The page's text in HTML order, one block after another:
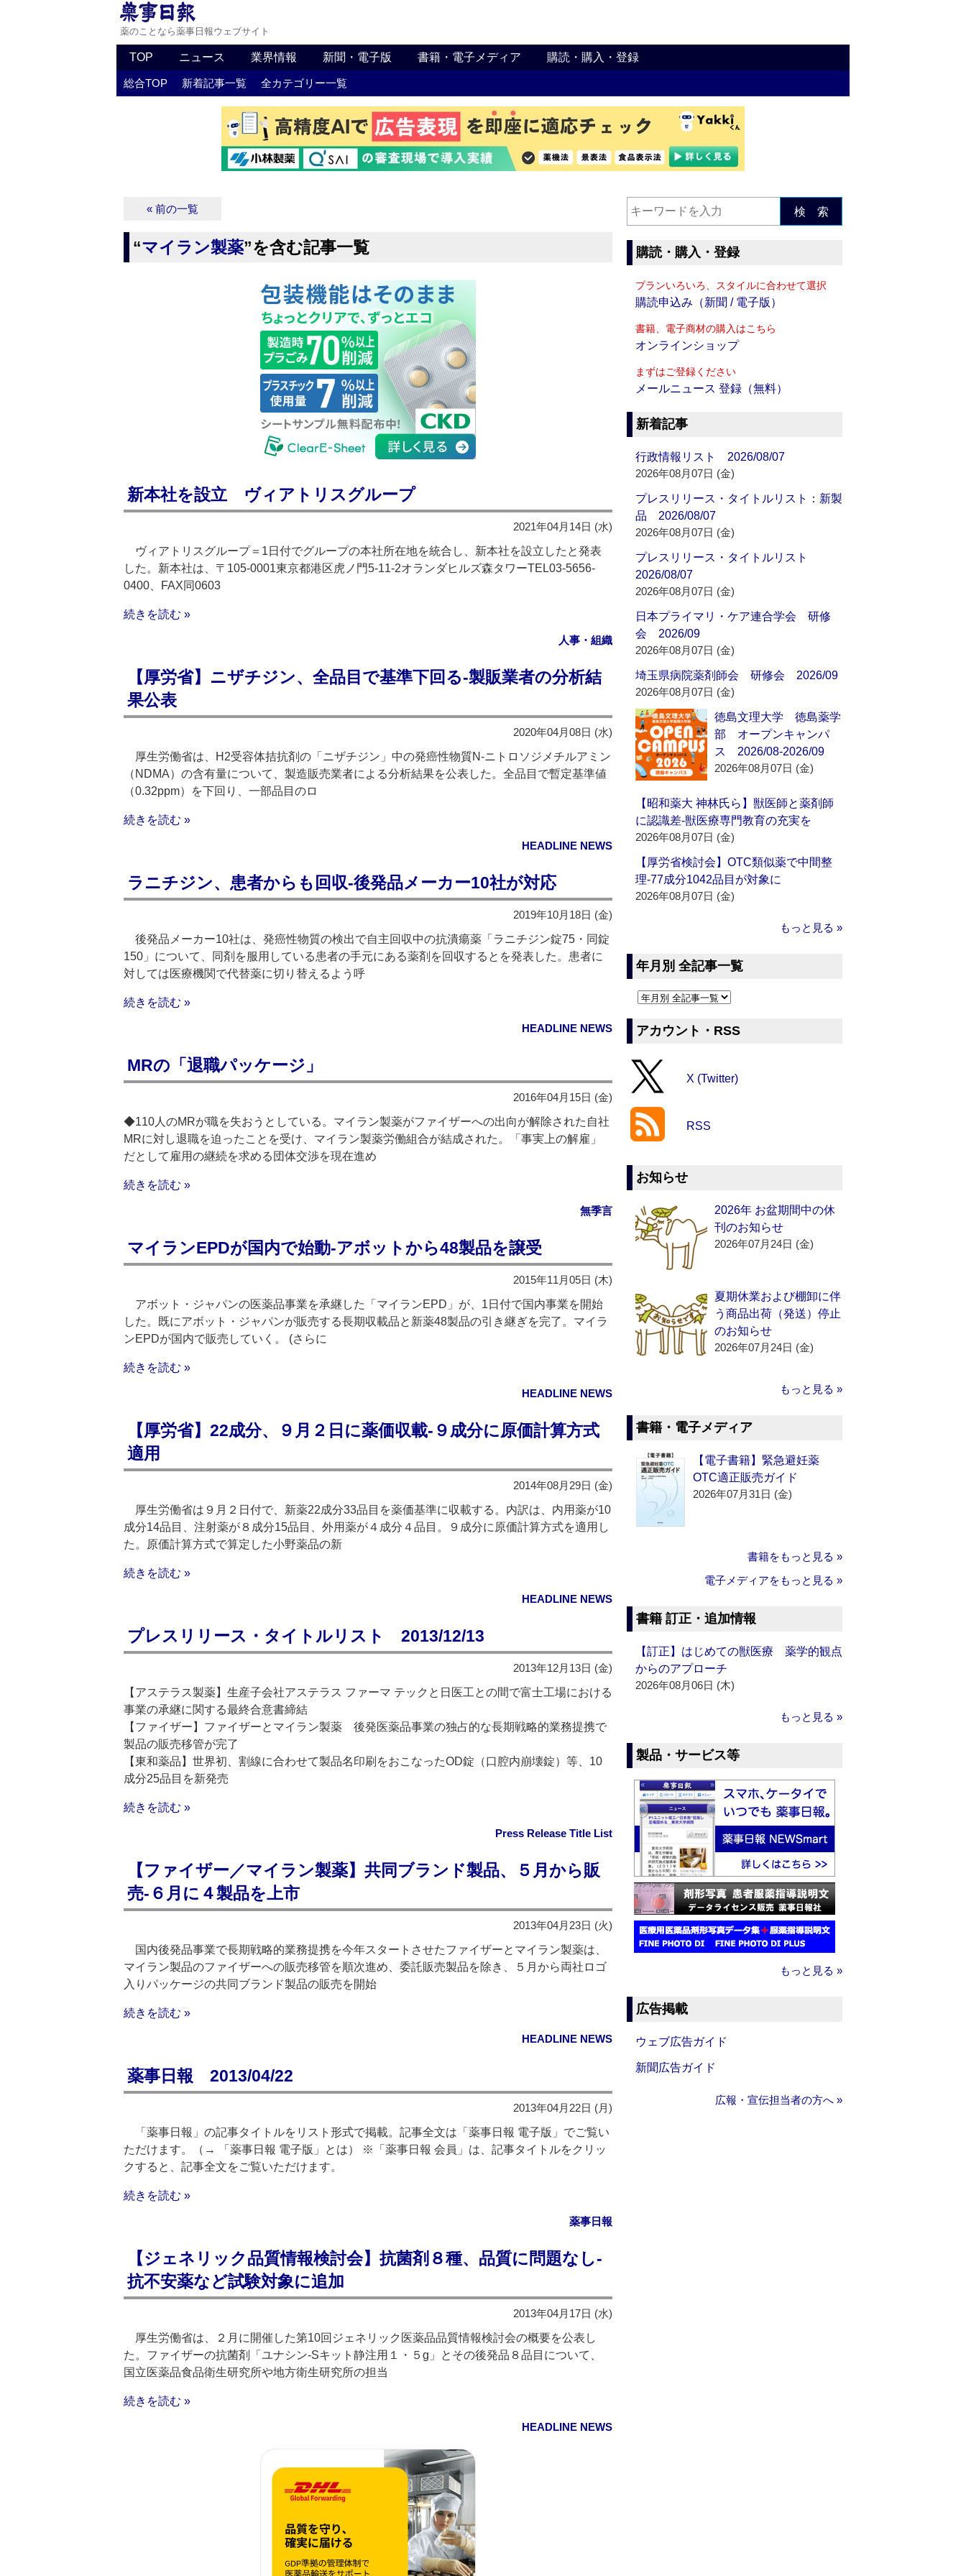
薬のことなら薬事日報ウェブサイト
TOP ニュース 業界情報 新聞・電子版 書籍・電子メディア 購読・購入・登録
総合TOP 新着記事一覧 全カテゴリー一覧
« 前の一覧
“マイラン製薬”を含む記事一覧
新本社を設立 ヴィアトリスグループ
2021年04月14日 (水)
ヴィアトリスグループ＝1日付でグループの本社所在地を統合し、新本社を設立したと発表
した。新本社は、〒105-0001東京都港区虎ノ門5-11-2オランダヒルズ森タワーTEL03-5656-
0400、FAX同0603
続きを読む »
人事・組織
【厚労省】ニザチジン、全品目で基準下回る‐製販業者の分析結
果公表
2020年04月08日 (水)
厚生労働省は、H2受容体拮抗剤の「ニザチジン」中の発癌性物質N-ニトロソジメチルアミン
（NDMA）の含有量について、製造販売業者による分析結果を公表した。全品目で暫定基準値
（0.32‌ppm）を下回り、一部品目のロ
続きを読む »
HEADLINE NEWS
ラニチジン、患者からも回収‐後発品メーカー10社が対応
2019年10月18日 (金)
後発品メーカー10社は、発癌性物質の検出で自主回収中の抗潰瘍薬「ラニチジン錠75・同錠
150」について、同剤を服用している患者の手元にある薬剤を回収するとを発表した。患者に
対しては医療機関で代替薬に切り替えるよう呼
続きを読む »
HEADLINE NEWS
MRの「退職パッケージ」
2016年04月15日 (金)
◆110人のMRが職を失おうとしている。マイラン製薬がファイザーへの出向が解除された自社
MRに対し退職を迫ったことを受け、マイラン製薬労働組合が結成された。「事実上の解雇」
だとして雇用の継続を求める団体交渉を現在進め
続きを読む »
無季言
マイランEPDが国内で始動‐アボットから48製品を譲受
2015年11月05日 (木)
アボット・ジャパンの医薬品事業を承継した「マイランEPD」が、1日付で国内事業を開始
した。既にアボット・ジャパンが販売する長期収載品と新薬48製品の引き継ぎを完了。マイラ
ンEPDが国内で販売していく。 (さらに
続きを読む »
HEADLINE NEWS
【厚労省】22成分、９月２日に薬価収載‐９成分に原価計算方式
適用
2014年08月29日 (金)
厚生労働省は９月２日付で、新薬22成分33品目を薬価基準に収載する。内訳は、内用薬が10
成分14品目、注射薬が８成分15品目、外用薬が４成分４品目。９成分に原価計算方式を適用し
た。原価計算方式で算定した小野薬品の新
続きを読む »
HEADLINE NEWS
プレスリリース・タイトルリスト 2013/12/13
2013年12月13日 (金)
【アステラス製薬】生産子会社アステラス ファーマ テックと日医工との間で富士工場における
事業の承継に関する最終合意書締結
【ファイザー】ファイザーとマイラン製薬 後発医薬品事業の独占的な長期戦略的業務提携で
製品の販売移管が完了
【東和薬品】世界初、割線に合わせて製品名印刷をおこなったOD錠（口腔内崩壊錠）等、10
成分25品目を新発売
続きを読む »
Press Release Title List
【ファイザー／マイラン製薬】共同ブランド製品、５月から販
売‐６月に４製品を上市
2013年04月23日 (火)
国内後発品事業で長期戦略的業務提携を今年スタートさせたファイザーとマイラン製薬は、
マイラン製品のファイザーへの販売移管を順次進め、委託販売製品を除き、５月から両社ロゴ
入りパッケージの共同ブランド製品の販売を開始
続きを読む »
HEADLINE NEWS
薬事日報 2013/04/22
2013年04月22日 (月)
「薬事日報」の記事タイトルをリスト形式で掲載。記事全文は「薬事日報 電子版」でご覧い
ただけます。（→ 「薬事日報 電子版」とは） ※「薬事日報 会員」は、記事タイトルをクリッ
クすると、記事全文をご覧いただけます。
続きを読む »
薬事日報
【ジェネリック品質情報検討会】抗菌剤８種、品質に問題なし‐
抗不安薬など試験対象に追加
2013年04月17日 (水)
厚生労働省は、２月に開催した第10回ジェネリック医薬品品質情報検討会の概要を公表し
た。ファイザーの抗菌剤「ユナシン‐Sキット静注用１・５g」とその後発品８品目について、
国立医薬品食品衛生研究所や地方衛生研究所の担当
続きを読む »
HEADLINE NEWS
検 索
購読・購入・登録
プランいろいろ、スタイルに合わせて選択
購読申込み（新聞 / 電子版）
書籍、電子商材の購入はこちら
オンラインショップ
まずはご登録ください
メールニュース 登録（無料）
新着記事
行政情報リスト 2026/08/07
2026年08月07日 (金)
プレスリリース・タイトルリスト：新製
品 2026/08/07
2026年08月07日 (金)
プレスリリース・タイトルリスト
2026/08/07
2026年08月07日 (金)
日本プライマリ・ケア連合学会 研修
会 2026/09
2026年08月07日 (金)
埼玉県病院薬剤師会 研修会 2026/09
2026年08月07日 (金)
徳島文理大学 徳島薬学
部 オープンキャンパ
ス 2026/08-2026/09
2026年08月07日 (金)
【昭和薬大 神林氏ら】獣医師と薬剤師
に認識差‐獣医療専門教育の充実を
2026年08月07日 (金)
【厚労省検討会】OTC類似薬で中間整
理‐77成分1042品目が対象に
2026年08月07日 (金)
もっと見る »
年月別 全記事一覧
アカウント・RSS
X (Twitter)
RSS
お知らせ
2026年 お盆期間中の休
刊のお知らせ
2026年07月24日 (金)
夏期休業および棚卸に伴
う商品出荷（発送）停止
のお知らせ
2026年07月24日 (金)
もっと見る »
書籍・電子メディア
【電子書籍】緊急避妊薬
OTC適正販売ガイド
2026年07月31日 (金)
書籍をもっと見る »
電子メディアをもっと見る »
書籍 訂正・追加情報
【訂正】はじめての獣医療 薬学的観点
からのアプローチ
2026年08月06日 (木)
もっと見る »
製品・サービス等
もっと見る »
広告掲載
ウェブ広告ガイド
新聞広告ガイド
広報・宣伝担当者の方へ »